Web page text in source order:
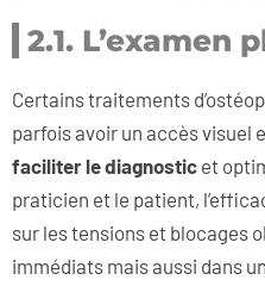
2.1. L’examen
Certains traitements
parfois avoir un accès visuel
faciliter le diagnostic et
praticien et le patient,
sur les tensions et blocages
immédiats mais aussi dans